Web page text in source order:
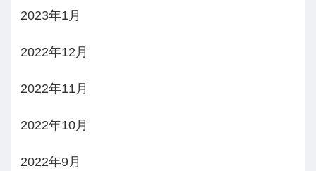
2023年1月
2022年12月
2022年11月
2022年10月
2022年9月